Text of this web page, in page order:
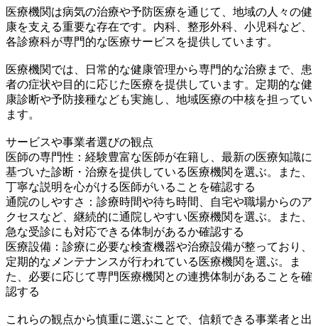
医療機関は病気の治療や予防医療を通じて、地域の人々の健
康を支える重要な存在です。内科、整形外科、小児科など、
各診療科が専門的な医療サービスを提供しています。
医療機関では、日常的な健康管理から専門的な治療まで、患
者の症状や目的に応じた医療を提供しています。定期的な健
康診断や予防接種なども実施し、地域医療の中核を担ってい
ます。
サービスや事業者選びの観点
医師の専門性：経験豊富な医師が在籍し、最新の医療知識に
基づいた診断・治療を提供している医療機関を選ぶ。また、
丁寧な説明を心がける医師がいることを確認する
通院のしやすさ：診療時間や待ち時間、自宅や職場からのア
クセスなど、継続的に通院しやすい医療機関を選ぶ。また、
急な受診にも対応できる体制があるか確認する
医療設備：診療に必要な検査機器や治療設備が整っており、
定期的なメンテナンスが行われている医療機関を選ぶ。ま
た、必要に応じて専門医療機関との連携体制があることを確
認する
これらの観点から慎重に選ぶことで、信頼できる事業者と出